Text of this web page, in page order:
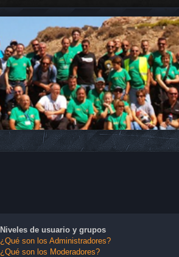
Niveles de usuario y grupos
¿Qué son los Administradores?
¿Qué son los Moderadores?